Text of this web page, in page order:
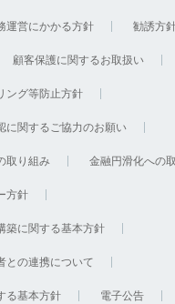
運営にかかる方針 勧誘方
顧客保護に関するお取扱い
ング等防止方針
に関するご協力のお願い
取り組み 金融円滑化への
方針
築に関する基本方針
との連携について
る基本方針 電子公告